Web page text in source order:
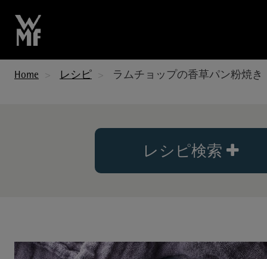
Home レシピ ラムチョップの香草パン粉焼き
レシピ検索